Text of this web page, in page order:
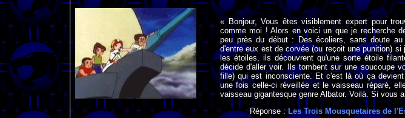
« Bonjour, Vous êtes visiblement expert pour
comme moi ! Alors en voici un que je recherche
peu près du début : Des écoliers, sans doute
d'entre eux est de corvée (ou reçoit une punition)
les étoiles, ils découvrent qu'une sorte étoile
décide d'aller voir. Ils tombent sur une soucoupe
fille) qui est inconsciente. Et c'est là où ça
une fois celle-ci réveillée et le vaisseau réparé,
vaisseau gigantesque genre Albator. Voilà. Si vous
Réponse :Les Trois Mousquetaires de